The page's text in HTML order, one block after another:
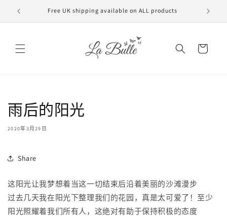
跳到内
容
Free UK shipping available on ALL products VAT
物
雨后的阳光
2020年3月29日
Share
这阳光让我梦想着当这一切结束后沿着美丽的沙滩漫步
过去几天我在阳光下整理我们的花园，真是太可爱了！至少
阳光照耀着我们所有人，这绝对有助于保持积极的态度